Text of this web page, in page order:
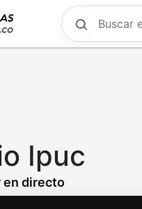
Ipuc
en directo